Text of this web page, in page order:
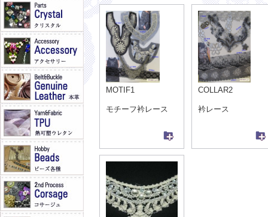
MOTIF1
モチーフ衿レース
COLLAR2
衿レース